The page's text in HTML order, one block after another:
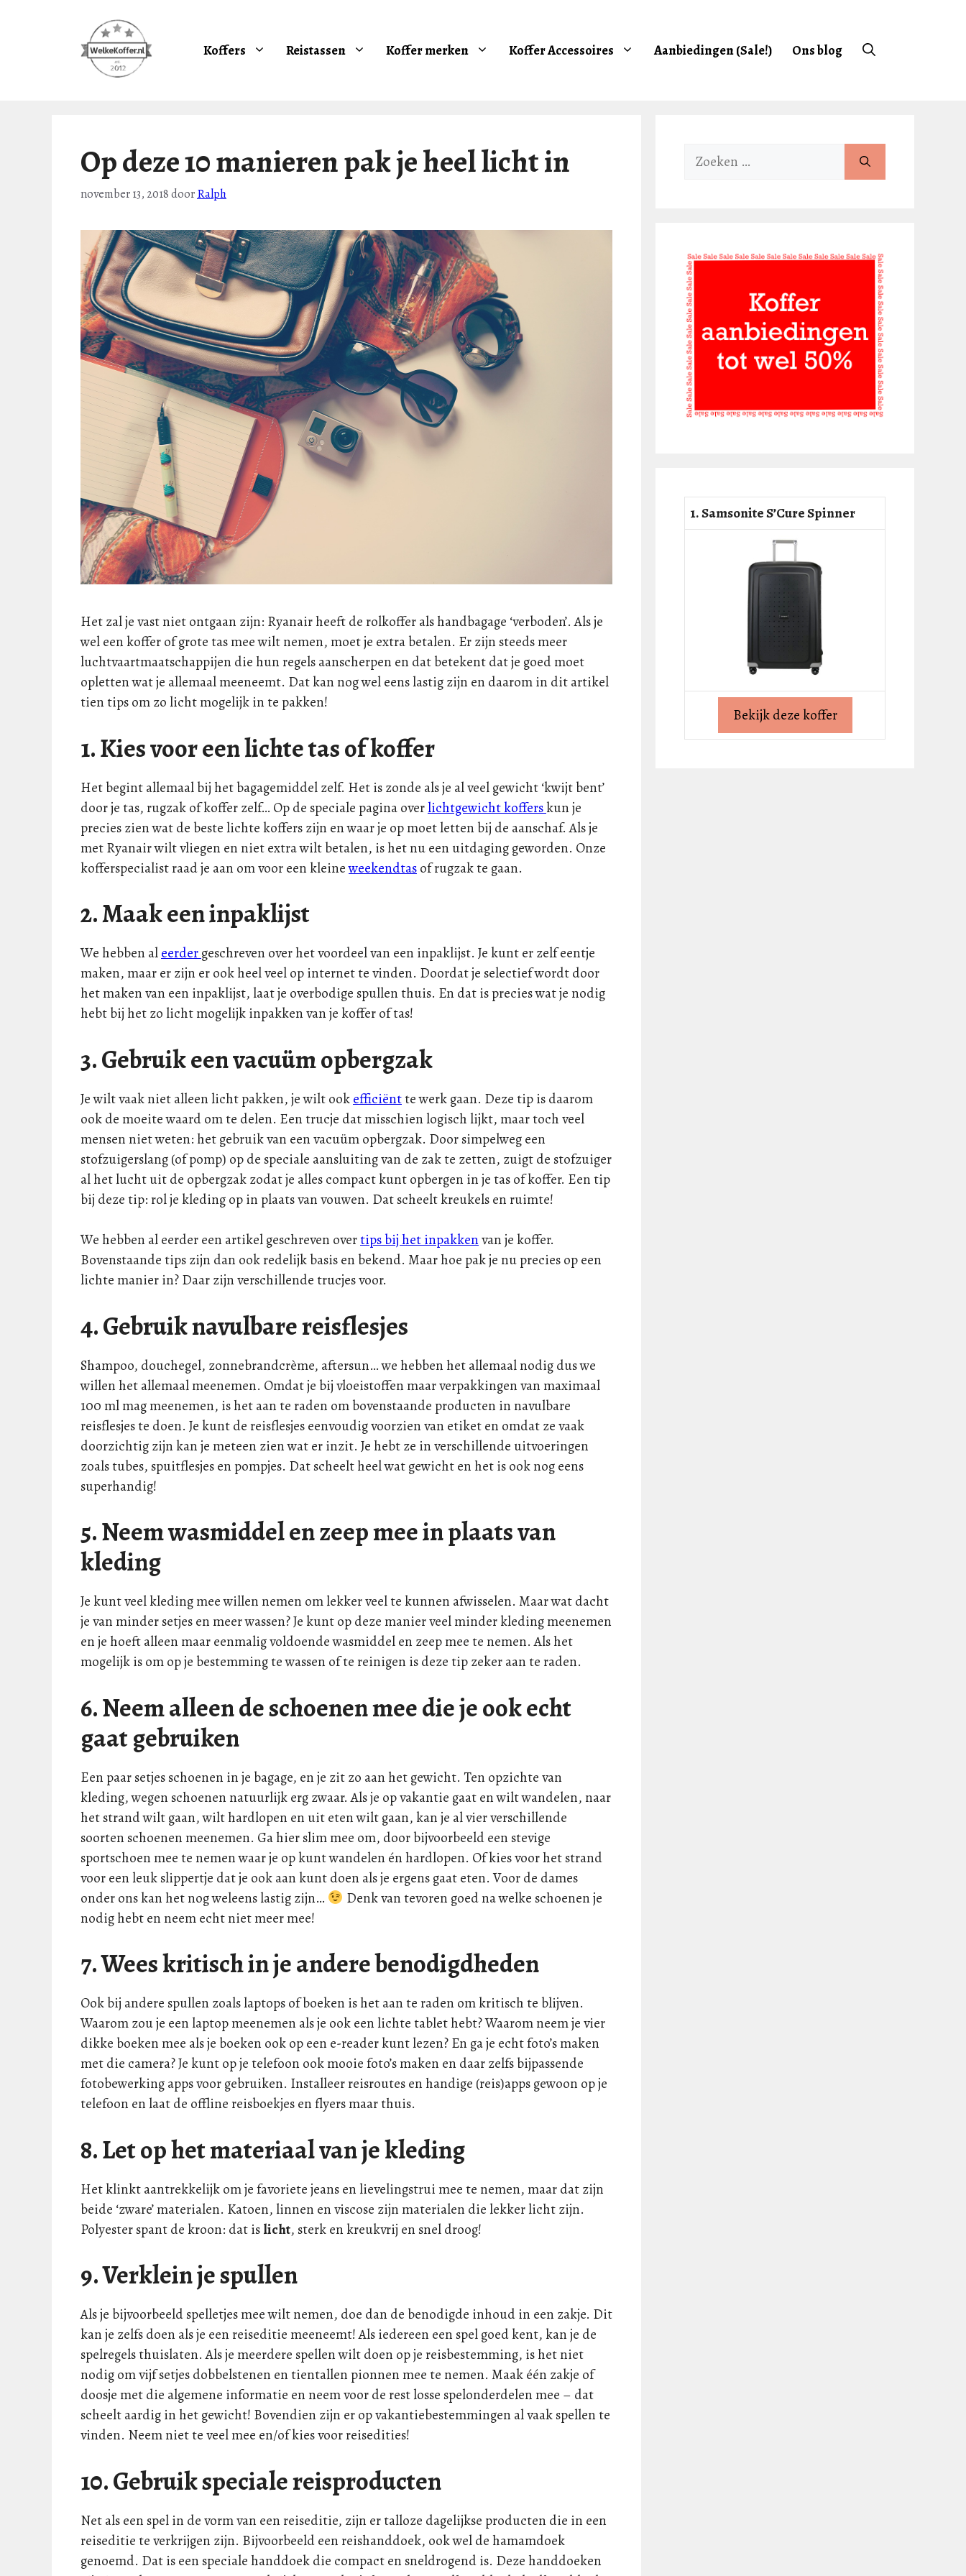
Koffers Reistassen Koffer merken Koffer Accessoires Aanbiedingen (Sale!) Ons blog
Op deze 10 manieren pak je heel licht in
november 13, 2018doorRalph
Het zal je vast niet ontgaan zijn: Ryanair heeft de rolkoffer als handbagage ‘verboden’. Als je
wel een koffer of grote tas mee wilt nemen, moet je extra betalen. Er zijn steeds meer
luchtvaartmaatschappijen die hun regels aanscherpen en dat betekent dat je goed moet
opletten wat je allemaal meeneemt. Dat kan nog wel eens lastig zijn en daarom in dit artikel
tien tips om zo licht mogelijk in te pakken!
1. Kies voor een lichte tas of koffer
Het begint allemaal bij het bagagemiddel zelf. Het is zonde als je al veel gewicht ‘kwijt bent’
door je tas, rugzak of koffer zelf… Op de speciale pagina overlichtgewicht kofferskun je
precies zien wat de beste lichte koffers zijn en waar je op moet letten bij de aanschaf. Als je
met Ryanair wilt vliegen en niet extra wilt betalen, is het nu een uitdaging geworden. Onze
kofferspecialist raad je aan om voor een kleineweekendtasof rugzak te gaan.
2. Maak een inpaklijst
We hebben aleerdergeschreven over het voordeel van een inpaklijst. Je kunt er zelf eentje
maken, maar er zijn er ook heel veel op internet te vinden. Doordat je selectief wordt door
het maken van een inpaklijst, laat je overbodige spullen thuis. En dat is precies wat je nodig
hebt bij het zo licht mogelijk inpakken van je koffer of tas!
3. Gebruik een vacuüm opbergzak
Je wilt vaak niet alleen licht pakken, je wilt ookefficiëntte werk gaan. Deze tip is daarom
ook de moeite waard om te delen. Een trucje dat misschien logisch lijkt, maar toch veel
mensen niet weten: het gebruik van een vacuüm opbergzak. Door simpelweg een
stofzuigerslang (of pomp) op de speciale aansluiting van de zak te zetten, zuigt de stofzuiger
al het lucht uit de opbergzak zodat je alles compact kunt opbergen in je tas of koffer. Een tip
bij deze tip: rol je kleding op in plaats van vouwen. Dat scheelt kreukels en ruimte!
We hebben al eerder een artikel geschreven overtips bij het inpakkenvan je koffer.
Bovenstaande tips zijn dan ook redelijk basis en bekend. Maar hoe pak je nu precies op een
lichte manier in? Daar zijn verschillende trucjes voor.
4. Gebruik navulbare reisflesjes
Shampoo, douchegel, zonnebrandcrème, aftersun… we hebben het allemaal nodig dus we
willen het allemaal meenemen. Omdat je bij vloeistoffen maar verpakkingen van maximaal
100 ml mag meenemen, is het aan te raden om bovenstaande producten in navulbare
reisflesjes te doen. Je kunt de reisflesjes eenvoudig voorzien van etiket en omdat ze vaak
doorzichtig zijn kan je meteen zien wat er inzit. Je hebt ze in verschillende uitvoeringen
zoals tubes, spuitflesjes en pompjes. Dat scheelt heel wat gewicht en het is ook nog eens
superhandig!
5. Neem wasmiddel en zeep mee in plaats van
kleding
Je kunt veel kleding mee willen nemen om lekker veel te kunnen afwisselen. Maar wat dacht
je van minder setjes en meer wassen? Je kunt op deze manier veel minder kleding meenemen
en je hoeft alleen maar eenmalig voldoende wasmiddel en zeep mee te nemen. Als het
mogelijk is om op je bestemming te wassen of te reinigen is deze tip zeker aan te raden.
6. Neem alleen de schoenen mee die je ook echt
gaat gebruiken
Een paar setjes schoenen in je bagage, en je zit zo aan het gewicht. Ten opzichte van
kleding, wegen schoenen natuurlijk erg zwaar. Als je op vakantie gaat en wilt wandelen, naar
het strand wilt gaan, wilt hardlopen en uit eten wilt gaan, kan je al vier verschillende
soorten schoenen meenemen. Ga hier slim mee om, door bijvoorbeeld een stevige
sportschoen mee te nemen waar je op kunt wandelen én hardlopen. Of kies voor het strand
voor een leuk slippertje dat je ook aan kunt doen als je ergens gaat eten. Voor de dames
onder ons kan het nog weleens lastig zijn…
Denk van tevoren goed na welke schoenen je
nodig hebt en neem echt niet meer mee!
7. Wees kritisch in je andere benodigdheden
Ook bij andere spullen zoals laptops of boeken is het aan te raden om kritisch te blijven.
Waarom zou je een laptop meenemen als je ook een lichte tablet hebt? Waarom neem je vier
dikke boeken mee als je boeken ook op een e-reader kunt lezen? En ga je echt foto’s maken
met die camera? Je kunt op je telefoon ook mooie foto’s maken en daar zelfs bijpassende
fotobewerking apps voor gebruiken. Installeer reisroutes en handige (reis)apps gewoon op je
telefoon en laat de offline reisboekjes en flyers maar thuis.
8. Let op het materiaal van je kleding
Het klinkt aantrekkelijk om je favoriete jeans en lievelingstrui mee te nemen, maar dat zijn
beide ‘zware’ materialen. Katoen, linnen en viscose zijn materialen die lekker licht zijn.
Polyester spant de kroon: dat islicht, sterk en kreukvrij en snel droog!
9. Verklein je spullen
Als je bijvoorbeeld spelletjes mee wilt nemen, doe dan de benodigde inhoud in een zakje. Dit
kan je zelfs doen als je een reiseditie meeneemt! Als iedereen een spel goed kent, kan je de
spelregels thuislaten. Als je meerdere spellen wilt doen op je reisbestemming, is het niet
nodig om vijf setjes dobbelstenen en tientallen pionnen mee te nemen. Maak één zakje of
doosje met die algemene informatie en neem voor de rest losse spelonderdelen mee – dat
scheelt aardig in het gewicht! Bovendien zijn er op vakantiebestemmingen al vaak spellen te
vinden. Neem niet te veel mee en/of kies voor reisedities!
10. Gebruik speciale reisproducten
Net als een spel in de vorm van een reiseditie, zijn er talloze dagelijkse producten die in een
reiseditie te verkrijgen zijn. Bijvoorbeeld een reishanddoek, ook wel de hamamdoek
genoemd. Dat is een speciale handdoek die compact en sneldrogend is. Deze handdoeken
Zoek
1. Samsonite S’Cure Spinner
Bekijk deze koffer